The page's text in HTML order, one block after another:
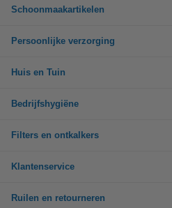
Schoonmaakartikelen
Persoonlijke verzorging
Huis en Tuin
Bedrijfshygiëne
Filters en ontkalkers
Klantenservice
Ruilen en retourneren